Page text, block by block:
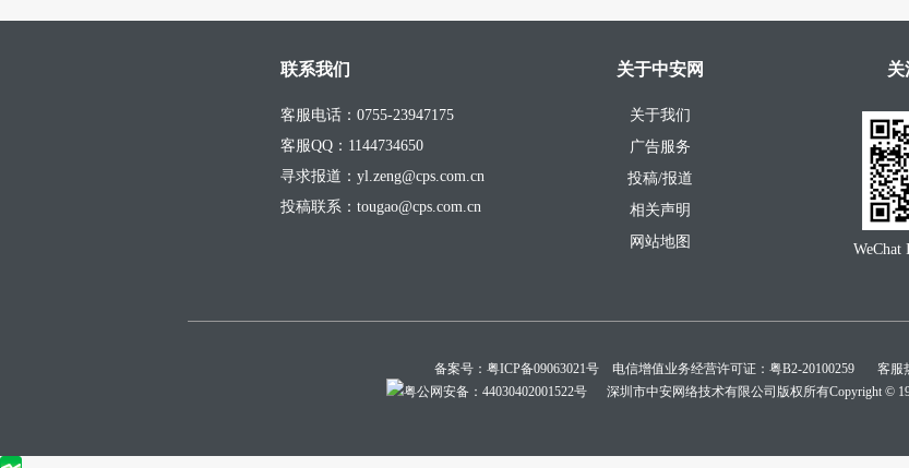
联系我们
客服电话：0755-23947175
客服QQ：1144734650
寻求报道：yl.zeng@cps.com.cn
投稿联系：tougao@cps.com.cn
关于中安网
关于我们
广告服务
投稿/报道
相关声明
网站地图
关
WeChat
备案号： 粤ICP备09063021号 电信增值业务经营许可证：粤B2-20100259 客服
粤公网安备：44030402001522号 深圳市中安网络技术有限公司版权所有Copyright ©